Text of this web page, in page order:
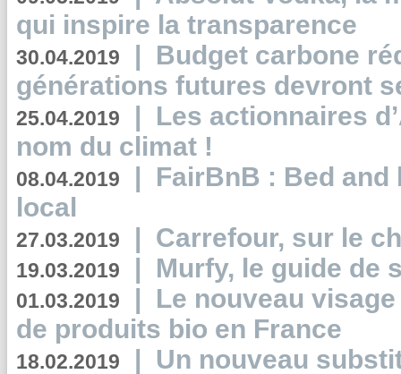
qui inspire la transparence
30.04.2019 | Budget carbone
générations futures devront
25.04.2019 | Les actionnaires
nom du climat !
08.04.2019 | FairBnB : Bed
local
27.03.2019 | Carrefour, sur le
19.03.2019 | Murfy, le guide de
01.03.2019 | Le nouveau
de produits bio en France
18.02.2019 | Un nouveau